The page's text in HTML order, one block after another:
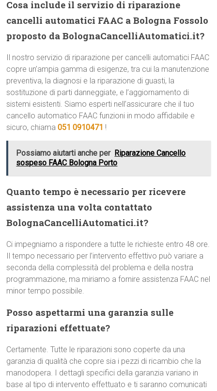
Cosa include il servizio di riparazione
cancelli automatici FAAC a Bologna Fossolo
proposto da BolognaCancelliAutomatici.it?
Il nostro servizio di riparazione per cancelli automatici FAAC
copre un’ampia gamma di esigenze, tra cui la manutenzione
preventiva, la diagnosi e la riparazione di guasti, la
sostituzione di parti danneggiate, e l’aggiornamento di
sistemi esistenti. Siamo esperti nell’assicurare che il tuo
cancello automatico FAAC funzioni in modo affidabile e
sicuro, chiama051 0910471 !
Possiamo aiutarti anche per Riparazione Cancello
sospeso FAAC Bologna Porto
Quanto tempo è necessario per ricevere
assistenza una volta contattato
BolognaCancelliAutomatici.it?
Ci impegniamo a rispondere a tutte le richieste entro 48 ore.
Il tempo necessario per l’intervento effettivo può variare a
seconda della complessità del problema e della nostra
programmazione, ma miriamo a fornire assistenza FAAC nel
minor tempo possibile.
Posso aspettarmi una garanzia sulle
riparazioni effettuate?
Certamente. Tutte le riparazioni sono coperte da una
garanzia di qualità che copre sia i pezzi di ricambio che la
manodopera. I dettagli specifici della garanzia variano in
base al tipo di intervento effettuato e ti saranno comunicati